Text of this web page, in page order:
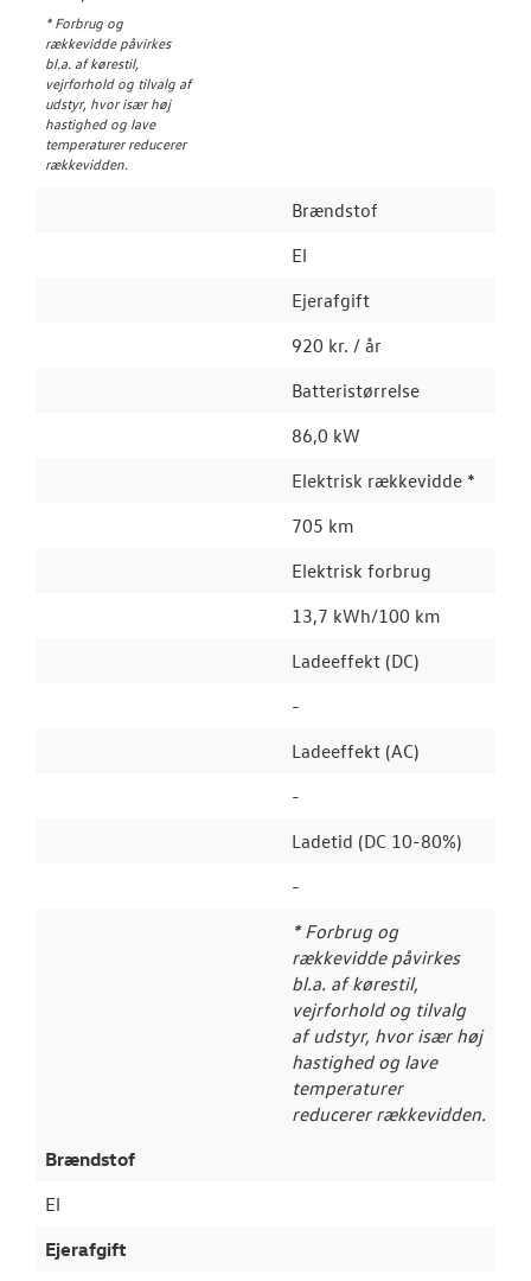
* Forbrug og
rækkevidde påvirkes
bl.a. af kørestil,
vejrforhold og tilvalg af
udstyr, hvor især høj
hastighed og lave
temperaturer reducerer
rækkevidden.
Brændstof
El
Ejerafgift
920 kr. / år
Batteristørrelse
86,0 kW
Elektrisk rækkevidde *
705 km
Elektrisk forbrug
13,7 kWh/100 km
Ladeeffekt (DC)
-
Ladeeffekt (AC)
-
Ladetid (DC 10-80%)
-
* Forbrug og
rækkevidde påvirkes
bl.a. af kørestil,
vejrforhold og tilvalg
af udstyr, hvor især høj
hastighed og lave
temperaturer
reducerer rækkevidden.
Brændstof
El
Ejerafgift